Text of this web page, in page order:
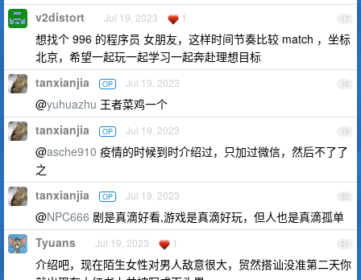
17
v2distort Jul 19, 2023 1
想找个 996 的程序员 女朋友，这样时间节奏比较 match ，坐标
北京，希望一起玩一起学习一起奔赴理想目标
18
tanxianjia OP Jul 19, 2023
@yuhuazhu 王者菜鸡一个
19
tanxianjia OP Jul 19, 2023
@asche910 疫情的时候到时介绍过，只加过微信，然后不了了
之
20
tanxianjia OP Jul 19, 2023
@NPC666 剧是真滴好看,游戏是真滴好玩，但人也是真滴孤单
21
Tyuans Jul 19, 2023 1
介绍吧，现在陌生女性对男人敌意很大，贸然搭讪没准第二天你